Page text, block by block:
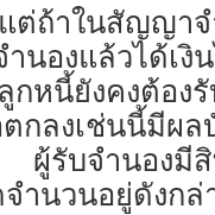
นสัญญาจำน
นองแล้วได้เงิ
กหนี้ยังคงต้อง
กลงเช่นนี้มีผล
รับจำนองมี
ำนวนอยู่ดังก